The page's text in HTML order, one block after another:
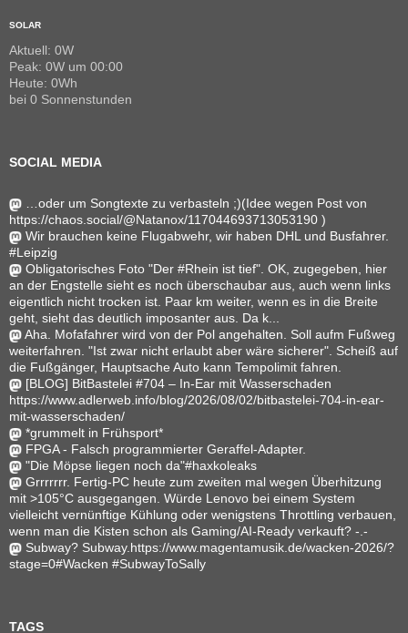
SOLAR
Aktuell: 0W
Peak: 0W um 00:00
Heute: 0Wh
bei 0 Sonnenstunden
SOCIAL MEDIA
…oder um Songtexte zu verbasteln ;)(Idee wegen Post von
https://chaos.social/@Natanox/117044693713053190 )
Wir brauchen keine Flugabwehr, wir haben DHL und Busfahrer.
#Leipzig
Obligatorisches Foto "Der #Rhein ist tief". OK, zugegeben, hier
an der Engstelle sieht es noch überschaubar aus, auch wenn links
eigentlich nicht trocken ist. Paar km weiter, wenn es in die Breite
geht, sieht das deutlich imposanter aus. Da k...
Aha. Mofafahrer wird von der Pol angehalten. Soll aufm Fußweg
weiterfahren. "Ist zwar nicht erlaubt aber wäre sicherer". Scheiß auf
die Fußgänger, Hauptsache Auto kann Tempolimit fahren.
[BLOG] BitBastelei #704 – In-Ear mit Wasserschaden
https://www.adlerweb.info/blog/2026/08/02/bitbastelei-704-in-ear-
mit-wasserschaden/
*grummelt in Frühsport*
FPGA - Falsch programmierter Geraffel-Adapter.
"Die Möpse liegen noch da"#haxkoleaks
Grrrrrrr. Fertig-PC heute zum zweiten mal wegen Überhitzung
mit >105°C ausgegangen. Würde Lenovo bei einem System
vielleicht vernünftige Kühlung oder wenigstens Throttling verbauen,
wenn man die Kisten schon als Gaming/AI-Ready verkauft? -.-
Subway? Subway.https://www.magentamusik.de/wacken-2026/?
stage=0#Wacken #SubwayToSally
TAGS